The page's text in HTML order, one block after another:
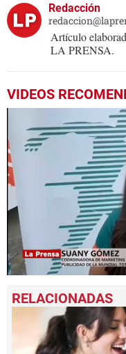
Redacción
Artículo
LA PRENSA.
VIDEOS
seconds
of
minutes,
45
seconds